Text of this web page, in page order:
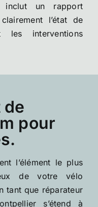
inclut un rapport
l’état de
interventions
de
pour
l’élément le plus
de votre vélo
tant que réparateur
s’étend à